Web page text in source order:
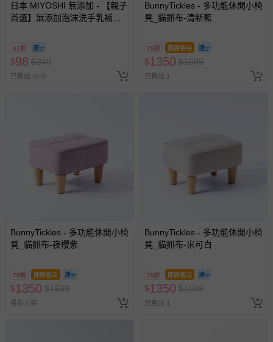
日本 MIYOSHI 無添加 - 【親子
首選】無添加泡沫洗手乳補充
41折
$98 $240
已售出 4575
BunnyTickles - 多功能休閒小椅
凳_貓抓布-清新藍
79折 即將售完
$1350 $1699
已售出 1
BunnyTickles - 多功能休閒小椅
凳_貓抓布-夜櫻紫
79折 即將售完
$1350 $1699
最新上架
BunnyTickles - 多功能休閒小椅
凳_貓抓布-米可白
79折 即將售完
$1350 $1699
已售出 1